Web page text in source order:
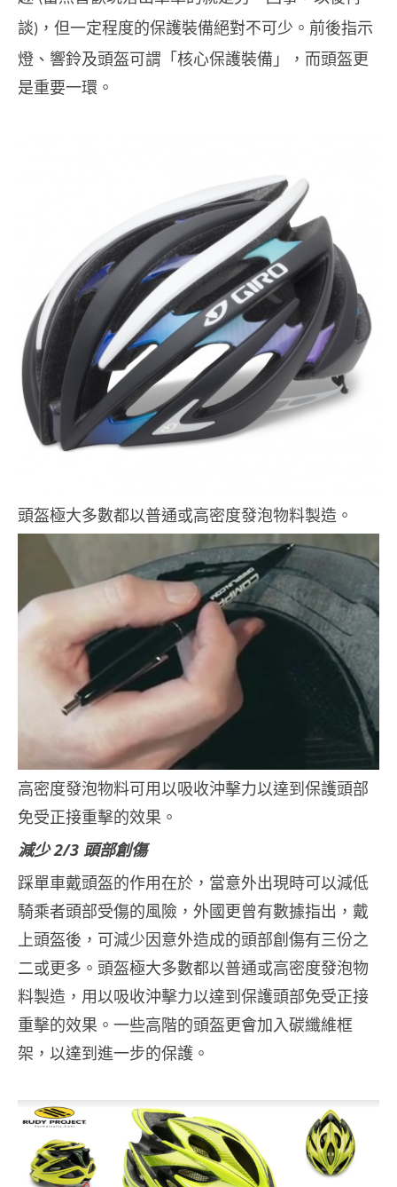
談) ，但一定程度的保護裝備絕對不可少。前後指示
燈、響鈴及頭盔可謂「核心保護裝備」，而頭盔更
是重要一環。
頭盔極大多數都以普通或高密度發泡物料製造。
高密度發泡物料可用以吸收沖擊力以達到保護頭部
免受正接重擊的效果。
減少 2/3 頭部創傷
踩單車戴頭盔的作用在於，當意外出現時可以減低
騎乘者頭部受傷的風險，外國更曾有數據指出，戴
上頭盔後，可減少因意外造成的頭部創傷有三份之
二或更多。頭盔極大多數都以普通或高密度發泡物
料製造，用以吸收沖擊力以達到保護頭部免受正接
重擊的效果。一些高階的頭盔更會加入碳纖維框
架，以達到進一步的保護。